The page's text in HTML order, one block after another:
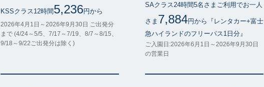
KSSクラス12時間 5,236円から
2026年4月1日～2026年9月30日 ご出発分
まで (4/24～5/5、7/17～7/19、8/7～8/15、
9/18～9/22ご出発分は除く)
SAクラス24時間5名さまご利用でお一人
さま 7,884円から『レンタカー+富士
急ハイランドのフリーパス1日分』
ご入園日:2026年6月1日～2026年9月30日
の営業日